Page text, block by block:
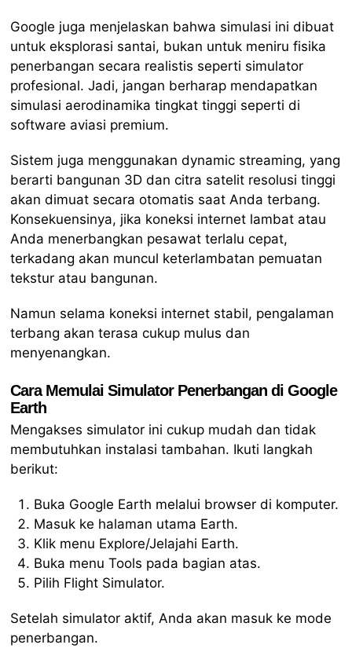
Google juga menjelaskan bahwa simulasi ini dibuat
untuk eksplorasi santai, bukan untuk meniru fisika
penerbangan secara realistis seperti simulator
profesional. Jadi, jangan berharap mendapatkan
simulasi aerodinamika tingkat tinggi seperti di
software aviasi premium.
Sistem juga menggunakan dynamic streaming, yang
berarti bangunan 3D dan citra satelit resolusi tinggi
akan dimuat secara otomatis saat Anda terbang.
Konsekuensinya, jika koneksi internet lambat atau
Anda menerbangkan pesawat terlalu cepat,
terkadang akan muncul keterlambatan pemuatan
tekstur atau bangunan.
Namun selama koneksi internet stabil, pengalaman
terbang akan terasa cukup mulus dan
menyenangkan.
Cara Memulai Simulator Penerbangan di Google
Earth
Mengakses simulator ini cukup mudah dan tidak
membutuhkan instalasi tambahan. Ikuti langkah
berikut:
Buka Google Earth melalui browser di komputer.
Masuk ke halaman utama Earth.
Klik menu Explore/Jelajahi Earth.
Buka menu Tools pada bagian atas.
Pilih Flight Simulator.
Setelah simulator aktif, Anda akan masuk ke mode
penerbangan.